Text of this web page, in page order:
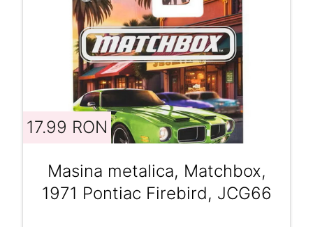
17.99 RON
Masina metalica, Matchbox,
1971 Pontiac Firebird, JCG66